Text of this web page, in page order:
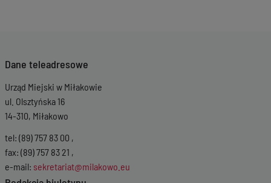
Dane teleadresowe
Urząd Miejski w Miłakowie
ul. Olsztyńska 16
14-310, Miłakowo
tel: (89) 757 83 00 ,
fax: (89) 757 83 21 ,
e-mail: sekretariat@milakowo.eu